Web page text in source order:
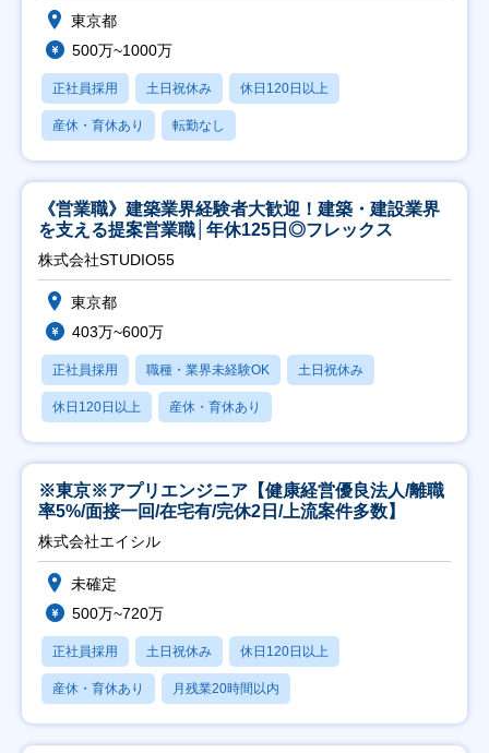
東京都
500万~1000万
正社員採用 土日祝休み 休日120日以上
産休・育休あり 転勤なし
《営業職》建築業界経験者大歓迎！建築・建設業界
を支える提案営業職│年休125日◎フレックス
株式会社STUDIO55
東京都
403万~600万
正社員採用 職種・業界未経験OK 土日祝休み
休日120日以上 産休・育休あり
※東京※アプリエンジニア【健康経営優良法人/離職
率5%/面接一回/在宅有/完休2日/上流案件多数】
株式会社エイシル
未確定
500万~720万
正社員採用 土日祝休み 休日120日以上
産休・育休あり 月残業20時間以内